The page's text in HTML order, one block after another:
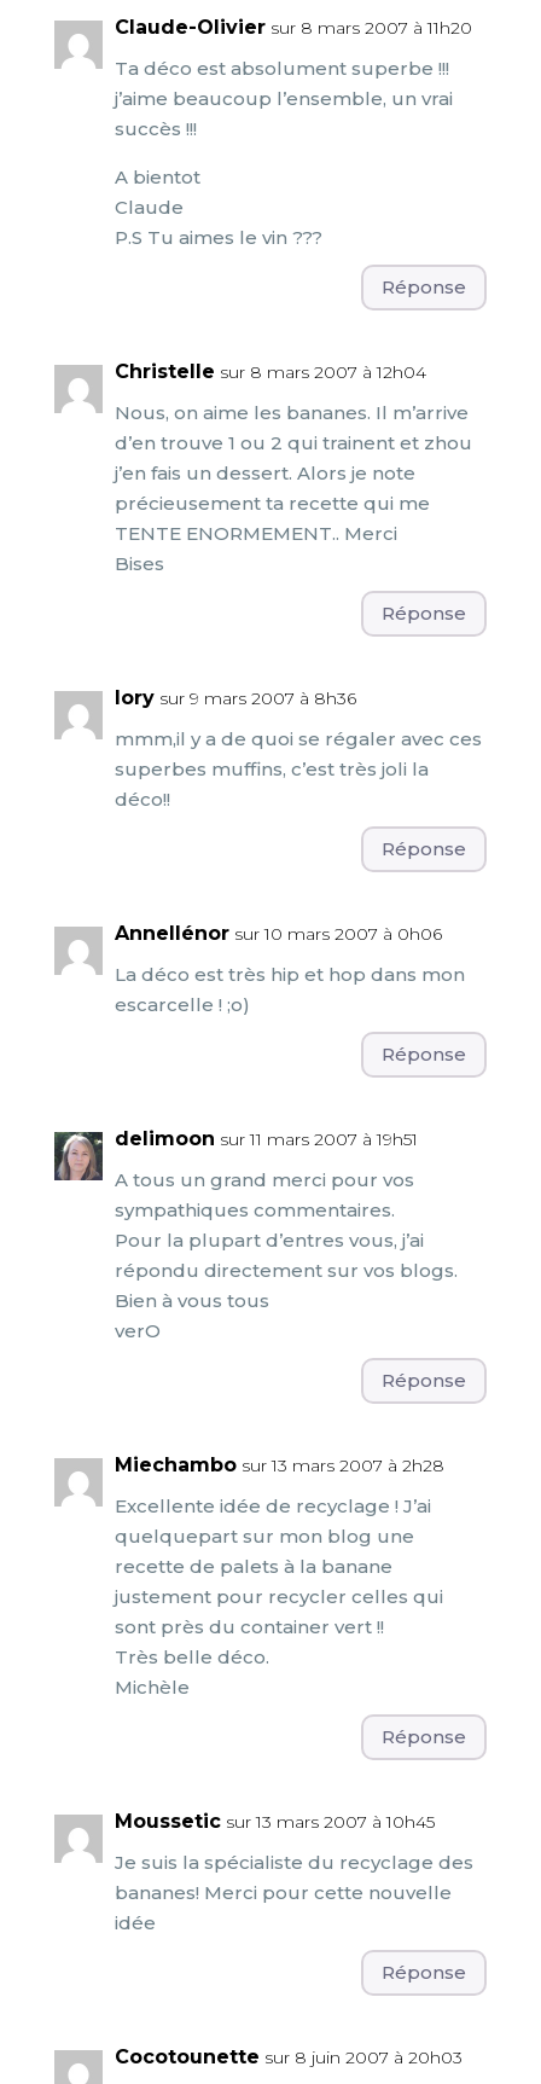
Claude-Olivier sur 8 mars 2007 à 11h20
Ta déco est absolument superbe !!!
j’aime beaucoup l’ensemble, un vrai
succès !!!
A bientot
Claude
P.S Tu aimes le vin ???
Réponse
Christelle sur 8 mars 2007 à 12h04
Nous, on aime les bananes. Il m’arrive
d’en trouve 1 ou 2 qui trainent et zhou
j’en fais un dessert. Alors je note
précieusement ta recette qui me
TENTE ENORMEMENT.. Merci
Bises
Réponse
lory sur 9 mars 2007 à 8h36
mmm,il y a de quoi se régaler avec ces
superbes muffins, c’est très joli la
déco!!
Réponse
Annellénor sur 10 mars 2007 à 0h06
La déco est très hip et hop dans mon
escarcelle ! ;o)
Réponse
delimoon sur 11 mars 2007 à 19h51
A tous un grand merci pour vos
sympathiques commentaires.
Pour la plupart d’entres vous, j’ai
répondu directement sur vos blogs.
Bien à vous tous
verO
Réponse
Miechambo sur 13 mars 2007 à 2h28
Excellente idée de recyclage ! J’ai
quelquepart sur mon blog une
recette de palets à la banane
justement pour recycler celles qui
sont près du container vert !!
Très belle déco.
Michèle
Réponse
Moussetic sur 13 mars 2007 à 10h45
Je suis la spécialiste du recyclage des
bananes! Merci pour cette nouvelle
idée
Réponse
Cocotounette sur 8 juin 2007 à 20h03